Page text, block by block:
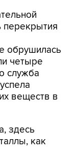
перекрытия
обрушилась
четыре
служба
веществ в
здесь
как